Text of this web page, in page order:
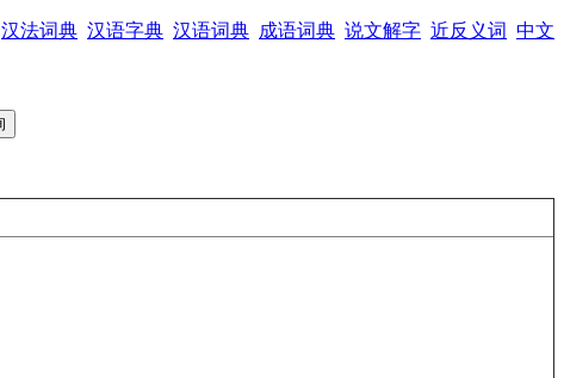
汉法词典 汉语字典 汉语词典 成语词典 说文解字 近反义词 中文